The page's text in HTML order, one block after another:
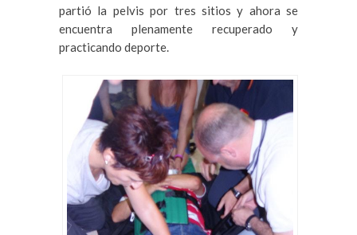
partió la pelvis por tres sitios y ahora se
encuentra plenamente recuperado y
practicando deporte.